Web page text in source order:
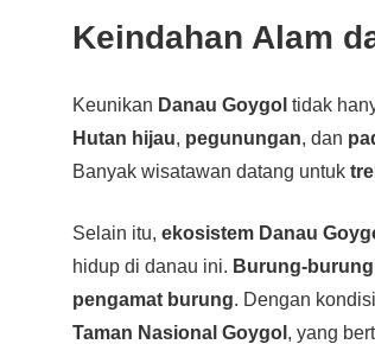
Keindahan Alam
Keunikan Danau Goygol tidak
Hutan hijau, pegunungan, dan
Banyak wisatawan datang untuk
Selain itu,ekosistem Danau
hidup di danau ini. Burung-
pengamat burung. Dengan
Taman Nasional Goygol , yang